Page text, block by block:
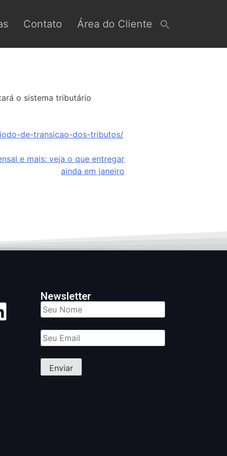
Contato Área do Cliente
o sistema tributário
de-transicao-dos-tributos/
e mais: veja o que entregar
ainda em janeiro
Newsletter